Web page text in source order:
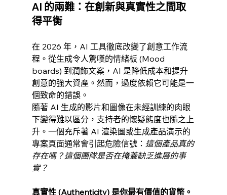
AI 的兩難：在創新與真實性之間取
得平衡
在 2026 年，AI 工具徹底改變了創意工作流
程。從生成令人驚嘆的情緒板 (Mood
boards) 到潤飾文案，AI 是降低成本和提升
創意的強大資產。然而，過度依賴它可能是一
個致命的錯誤。
隨著 AI 生成的影片和圖像在未經訓練的肉眼
下變得難以區分，支持者的懷疑態度也隨之上
升。一個充斥著 AI 渲染圖或生成產品演示的
專案頁面通常會引起危險信號： 這個產品真的
存在嗎？這個團隊是否在掩蓋缺乏進展的事
實？
真實性 (Authenticity) 是你最有價值的貨幣。